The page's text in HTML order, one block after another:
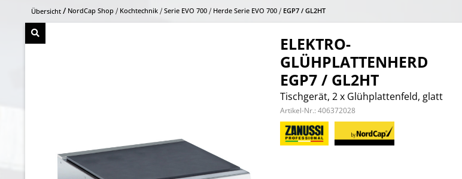
Übersicht NordCap Shop Kochtechnik Serie EVO 700 Herde Serie EVO 700 EGP7 / GL2HT
ELEKTRO-
GLÜHPLATTENHERD
EGP7 / GL2HT
Tischgerät, 2 x Glühplattenfeld, glatt
Artikel-Nr.: 406372028